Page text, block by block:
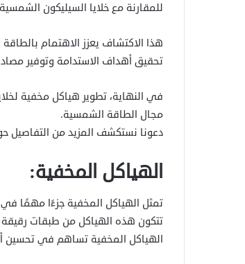
للمقارنة مع خلايا السيليكون
هذا الاكتشاف يعزز الاهتمام
تحقيق أهداف الاستدامة وتوفير
في النهاية، تطوير هياكل مخفية
مجال الطاقة الشمسية.
دعونا نستكشف المزيد من التفاصيل
الهياكل المخفية:
تمثل الهياكل المخفية جزءًا مهمًا في
تتكون هذه الهياكل من طبقات
الهياكل المخفية تساهم في تحسين